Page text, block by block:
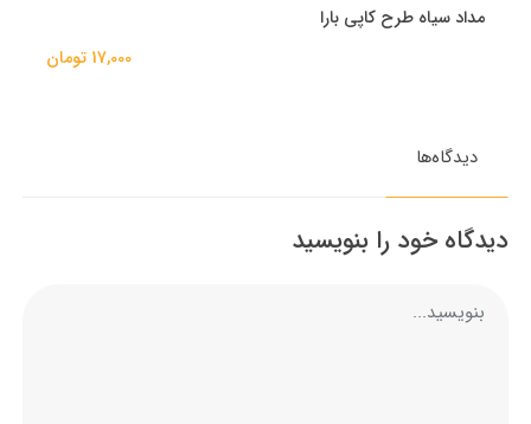
مداد سیاه طرح کاپی بارا
17,000 تومان
دیدگاه‌ها
دیدگاه خود را بنویسید